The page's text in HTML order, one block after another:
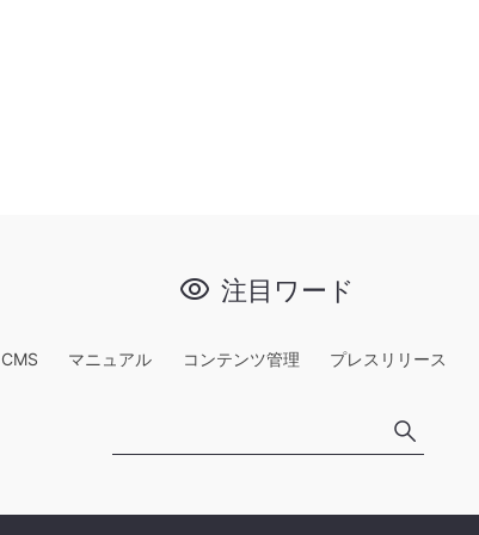
注目ワード
マニュアル コンテンツ管理 プレスリリース